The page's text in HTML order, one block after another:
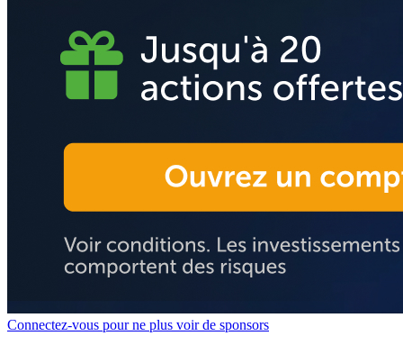
Connectez-vous pour ne plus voir de sponsors